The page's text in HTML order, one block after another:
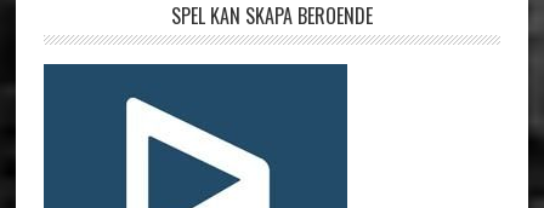
SPEL KAN SKAPA BEROENDE